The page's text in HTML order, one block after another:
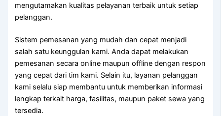
mengutamakan kualitas pelayanan terbaik untuk setiap
pelanggan.
Sistem pemesanan yang mudah dan cepat menjadi
salah satu keunggulan kami. Anda dapat melakukan
pemesanan secara online maupun offline dengan respon
yang cepat dari tim kami. Selain itu, layanan pelanggan
kami selalu siap membantu untuk memberikan informasi
lengkap terkait harga, fasilitas, maupun paket sewa yang
tersedia.